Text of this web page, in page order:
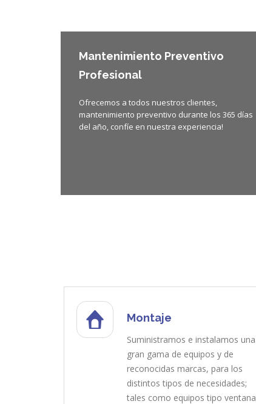
Mantenimiento Preventivo
Profesional
Ofrecemos a todos nuestros clientes,
mantenimiento preventivo durante los 365 días
del año, confíe en nuestra experiencia!
Montaje
Suministramos e instalamos una
gran gama de equipos y de
reconocidas marcas, para los
distintos tipos de necesidades;
tales como equipos tipo ventana